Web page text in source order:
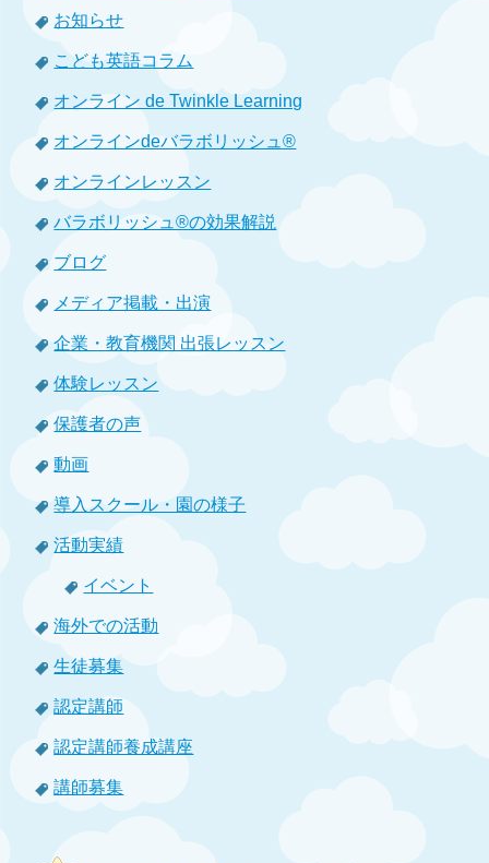
お知らせ
こども英語コラム
オンライン de Twinkle Learning
オンラインdeバラボリッシュ®
オンラインレッスン
バラボリッシュ®の効果解説
ブログ
メディア掲載・出演
企業・教育機関 出張レッスン
体験レッスン
保護者の声
動画
導入スクール・園の様子
活動実績
イベント
海外での活動
生徒募集
認定講師
認定講師養成講座
講師募集